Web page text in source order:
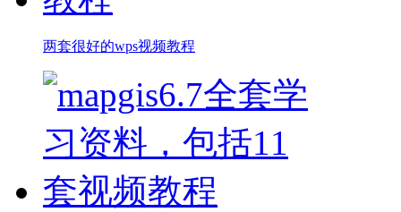
两套很好的wps视频教程